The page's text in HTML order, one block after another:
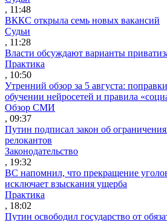
, 11:48
ВККС открыла семь новых вакансий
Судьи
, 11:28
Власти обсуждают варианты
Практика
, 10:50
Утренний обзор за 5 августа:
обучении нейросетей и правила
Обзор СМИ
, 09:37
Путин подписал закон об
релокантов
Законодательство
, 19:32
ВС напомнил, что прекращение
исключает взыскания ущерба
Практика
, 18:02
Путин освободил государство от